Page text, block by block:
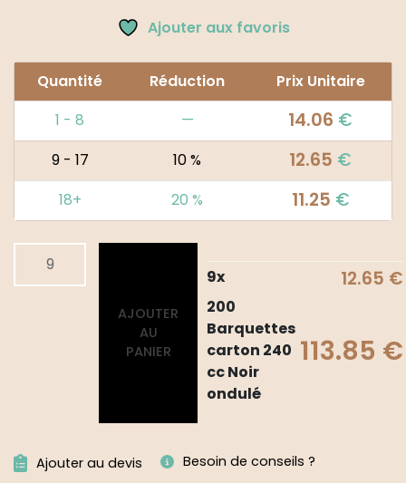
Ajouter aux favoris
Quantité Réduction
Prix Unitaire
1 - 8
— 14.06 €
9 - 17 10 % 12.65 €
18+ 20 % 11.25 €
AJOUTER
AU
PANIER
9x 12.65 €
200
Barquettes
carton 240
cc Noir
ondulé
113.85 €
Alternative:
Ajouter au devis Besoin de conseils ?